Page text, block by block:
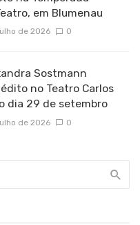
em Blumenau
de 2026 0
Sostmann
no Teatro Carlos
dia 29 de setembro
de 2026 0